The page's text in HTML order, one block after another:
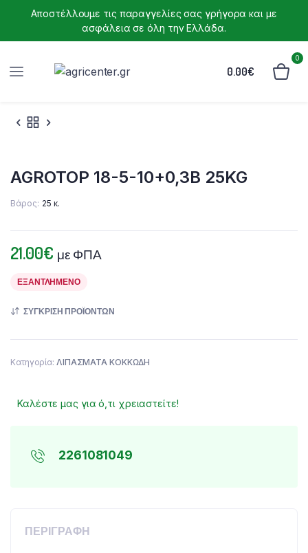
Αποστέλλουμε τις παραγγελίες σας γρήγορα και με
ασφάλεια σε όλη την Ελλάδα.
0.00€
0
AGROTOP 18-5-10+0,3Β 25KG
Βάρος 25 κ.
21.00€ με ΦΠΑ
ΕΞΑΝΤΛΗΜΈΝΟ
ΣΎΓΚΡΙΣΗ ΠΡΟΪΌΝΤΩΝ
Κατηγορία: ΛΙΠΑΣΜΑΤΑ ΚΟΚΚΩΔΗ
Καλέστε μας για ό,τι χρειαστείτε!
2261081049
ΠΕΡΙΓΡΑΦΉ